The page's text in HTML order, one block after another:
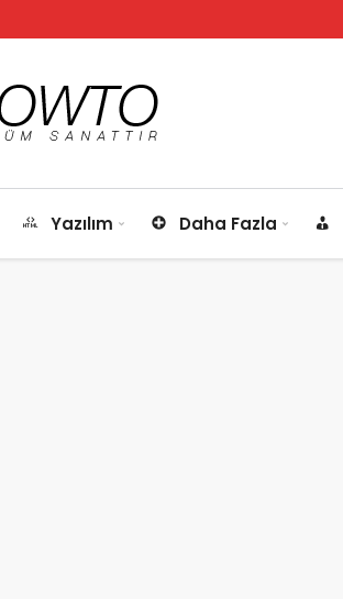
Yazılım Daha Fazla